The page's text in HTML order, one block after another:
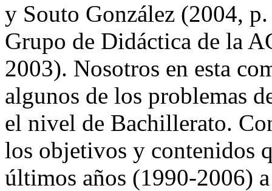
y Souto González (2004,
Grupo de Didáctica de la
2003). Nosotros en esta
algunos de los problemas
el nivel de Bachillerato.
los objetivos y contenidos
últimos años (1990-2006)